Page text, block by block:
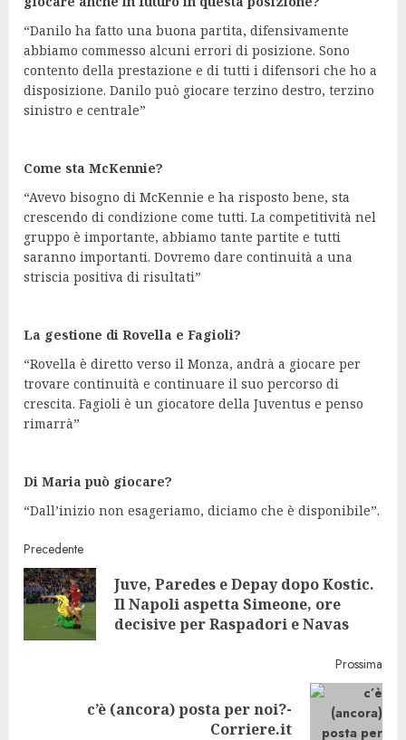
“Danilo ha fatto una buona partita, difensivamente
abbiamo commesso alcuni errori di posizione. Sono
contento della prestazione e di tutti i difensori che ho a
disposizione. Danilo può giocare terzino destro, terzino
sinistro e centrale”
Come sta McKennie?
“Avevo bisogno di McKennie e ha risposto bene, sta
crescendo di condizione come tutti. La competitività nel
gruppo è importante, abbiamo tante partite e tutti
saranno importanti. Dovremo dare continuità a una
striscia positiva di risultati”
La gestione di Rovella e Fagioli?
“Rovella è diretto verso il Monza, andrà a giocare per
trovare continuità e continuare il suo percorso di
crescita. Fagioli è un giocatore della Juventus e penso
rimarrà”
Di Maria può giocare?
“Dall’inizio non esageriamo, diciamo che è disponibile”.
Continue
Reading
Precedente
Juve, Paredes e Depay dopo Kostic.
Il Napoli aspetta Simeone, ore
decisive per Raspadori e Navas
Prossima
c’è (ancora) posta per noi?-
Corriere.it